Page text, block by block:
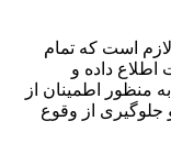
است که تمام
داده و
منظور اطمینان از
جلوگیری از وقوع